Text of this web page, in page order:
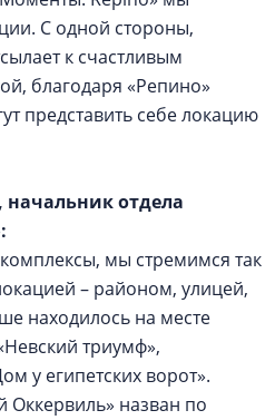
С одной стороны,
к счастливым
благодаря «Репино»
представить себе локацию
, начальник отдела
мы стремимся так
– районом, улицей,
находилось на месте
триумф»,
у египетских ворот».
назван по